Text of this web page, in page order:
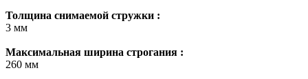
Толщина снимаемой стружки :
3 мм
Максимальная ширина строгания :
260 мм